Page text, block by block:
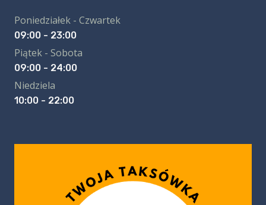
Poniedziałek - Czwartek
09:00 - 23:00
Piątek - Sobota
09:00 - 24:00
Niedziela
10:00 - 22:00